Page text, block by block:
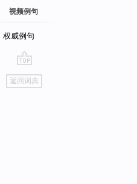
视频例句
权威例句
go
top
返回词典